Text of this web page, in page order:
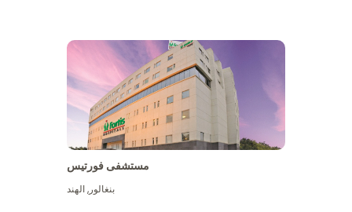
مستشفى فورتيس
بنغالور,الهند